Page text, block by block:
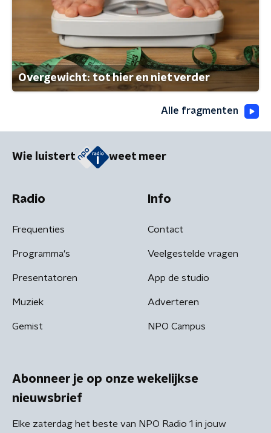
Overgewicht: tot hier en niet verder
Alle fragmenten
Wie luistert weet meer
Radio
Frequenties
Programma's
Presentatoren
Muziek
Gemist
Info
Contact
Veelgestelde vragen
App de studio
Adverteren
NPO Campus
Abonneer je op onze wekelijkse
nieuwsbrief
Elke zaterdag het beste van NPO Radio 1 in jouw